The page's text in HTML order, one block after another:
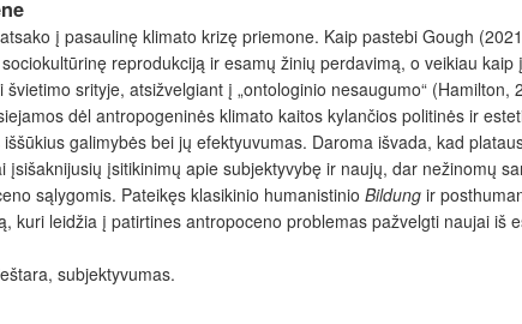
į pasaulinę klimato krizę priemone. Kaip pastebi Gough
reprodukciją ir esamų žinių perdavimą, o veikiau kaip
srityje, atsižvelgiant į „ontologinio nesaugumo“ (Hamilton,
dėl antropogeninės klimato kaitos kylančios politinės ir
galimybės bei jų efektyuvumas. Daroma išvada, kad
įsitikinimų apie subjektyvybę ir naujų, dar nežinomų
sąlygomis. Pateikęs klasikinio humanistinio Bildung ir
leidžia į patirtines antropoceno problemas pažvelgti naujai iš
subjektyvumas.